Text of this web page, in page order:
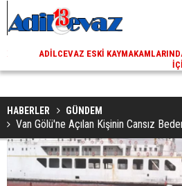
ADILCEVAZ ESKI
HABERLER GÜNDEM
Van Gölü'ne Açılan Kişinin Cansız